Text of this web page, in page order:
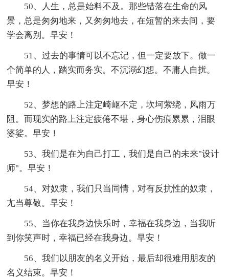
50、人生，总是始料不及。那些错落在生命的风
景，总是匆匆地来，又匆匆地去，在短暂的来去间，要
学会离别。早安！
51、过去的事情可以不忘记，但一定要放下。做一
个简单的人，踏实而务实。不沉溺幻想。不庸人自扰。
早安！
52、梦想的路上注定崎岖不定，坎坷萦绕，风雨万
阻。而现实的路上注定疲倦不堪，身心伤痕累累，泪眼
婆娑。早安！
53、我们是在为自己打工，我们是自己的未来"设计
师"。早安！
54、对奴隶，我们只当同情，对有反抗性的奴隶，
尢当尊敬。早安！
55、当你在我身边快乐时，幸福在我身边，当我听
到你笑声时，幸福已经在我身边。早安！
56、我们以朋友的名义开始，最后却很难用朋友的
名义结束。早安！